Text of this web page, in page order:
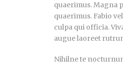
quaerimus. Magna
quaerimus. Fabio
culpa qui officia.
augue laoreet
Nihilne te